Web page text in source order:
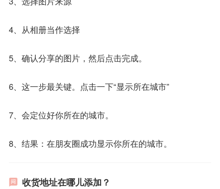
4、从相册当作选择
5、确认分享的图片，然后点击完成。
6、这一步最关键。点击一下“显示所在城市”
7、会定位好你所在的城市。
8、结果：在朋友圈成功显示你所在的城市。
收货地址在哪儿添加？